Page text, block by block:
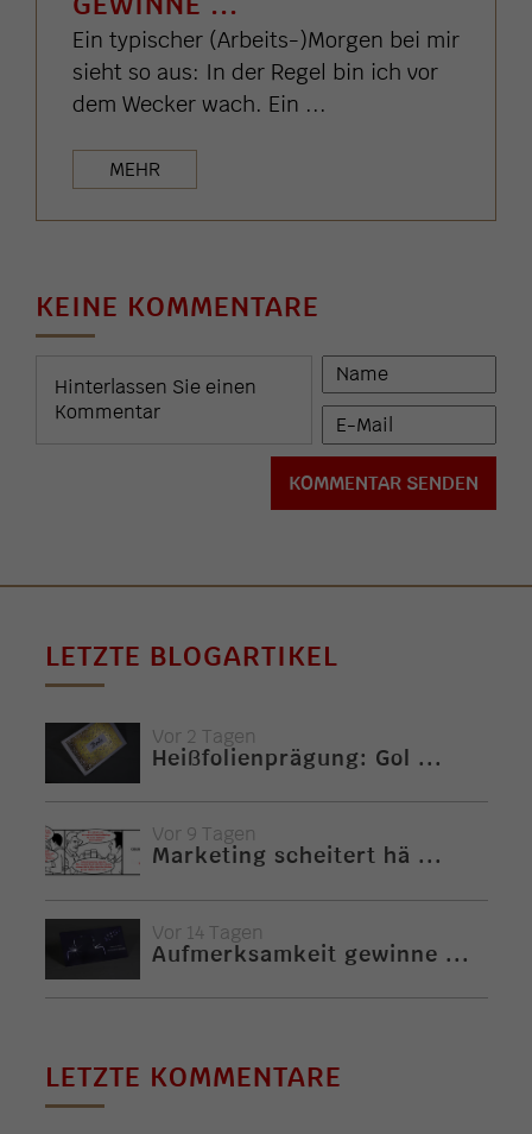
Ein typischer (Arbeits-)Morgen bei mir
sieht so aus: In der Regel bin ich vor
dem Wecker wach. Ein ...
MEHR
KEINE KOMMENTARE
LETZTE BLOGARTIKEL
Vor 2 Tagen
Heißfolienprägung: Gol ...
Vor 9 Tagen
Marketing scheitert hä ...
Vor 14 Tagen
Aufmerksamkeit gewinne ...
LETZTE KOMMENTARE